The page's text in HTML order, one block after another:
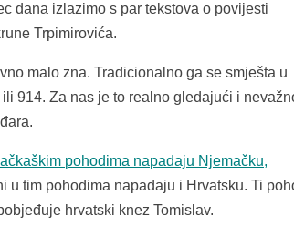
dana izlazimo s par tekstova o povijesti
Trpimirovića.
malo zna. Tradicionalno ga se smješta u
914. Za nas je to realno gledajući i
pohodima napadaju Njemačku,
u tim pohodima napadaju i Hrvatsku. Ti
hrvatski knez Tomislav.